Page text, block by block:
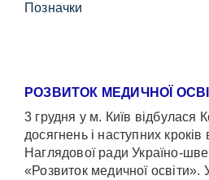
Позначки
РОЗВИТОК МЕДИЧНОЇ
3 грудня у м. Київ відбулася
досягнень і наступних
Наглядової ради Україно-
«Розвиток медичної освіти».